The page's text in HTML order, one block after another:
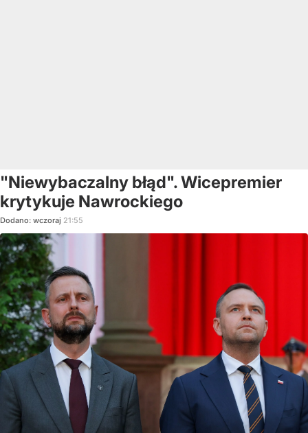
"Niewybaczalny błąd". Wicepremier
krytykuje Nawrockiego
Dodano: wczoraj 21:55